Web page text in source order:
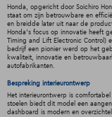
Honda, opgericht door Soichiro
staat om zijn betrouwbare en
en breidde later uit naar de
Honda's focus op innovatie heeft
Timing and Lift Electronic Control)
bedrijf een pionier werd op het
kwaliteit, innovatie en
autofabrikanten.
Bespreking interieurontwerp
Het interieurontwerp is
stoelen biedt dit model een
dashboard is modern en